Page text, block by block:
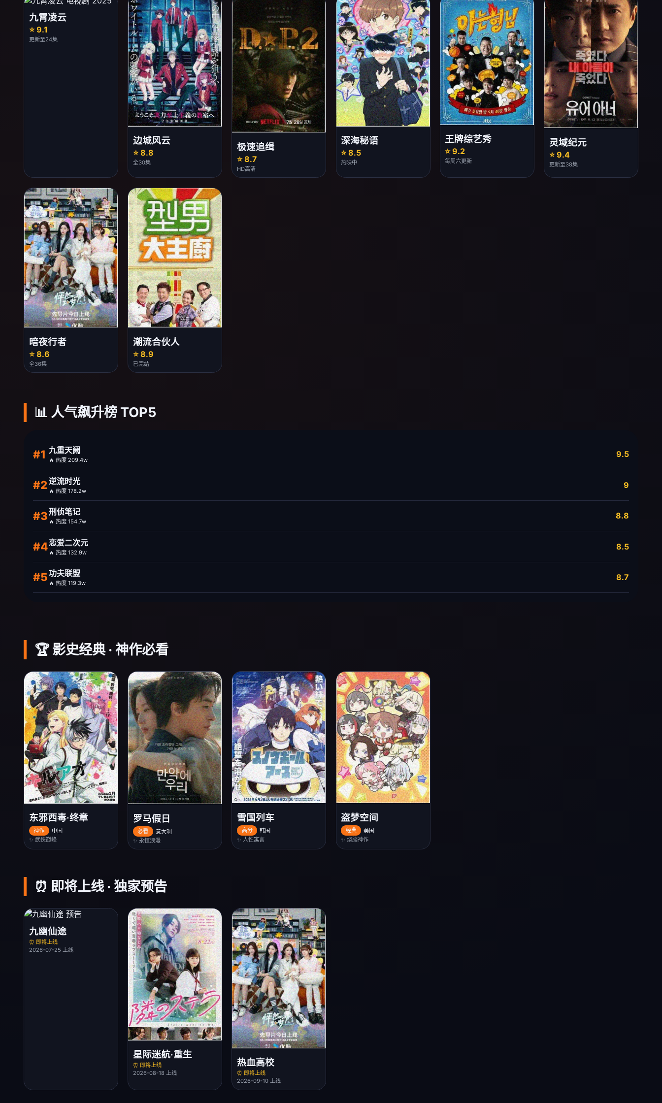
九霄凌云
⭐ 9.1
更新至24集
边城风云
⭐ 8.8
全30集
极速追缉
⭐ 8.7
HD高清
深海秘语
⭐ 8.5
热映中
王牌综艺秀
⭐ 9.2
每周六更新
灵域纪元
⭐ 9.4
更新至38集
暗夜行者
⭐ 8.6
全36集
潮流合伙人
⭐ 8.9
已完结
📊 人气飙升榜 TOP5
#1 九重天阙
🔥 热度 209.4w
9.5
#2逆流时光
🔥 热度 178.2w
9
#3刑侦笔记
🔥 热度 154.7w
8.8
#4恋爱二次元
🔥 热度 132.9w
8.5
#5功夫联盟
🔥 热度 119.3w
8.7
🏆 影史经典 · 神作必看
东邪西毒·终章
神作
中国
✨ 武侠巅峰
罗马假日
必看
意大利
✨ 永恒浪漫
雪国列车
高分
韩国
✨ 人性寓言
盗梦空间
经典
美国
✨ 烧脑神作
⏰ 即将上线 · 独家预告
九幽仙途
⏰ 即将上线
2026-07-25 上线
星际迷航·重生
⏰ 即将上线
2026-08-18 上线
热血高校
⏰ 即将上线
2026-09-10 上线